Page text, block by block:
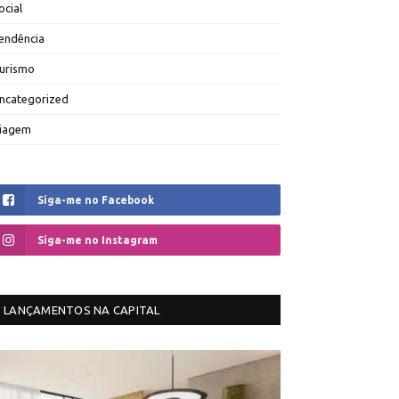
Siga-me no Facebook
Siga-me no Instagram
LANÇAMENTOS NA CAPITAL